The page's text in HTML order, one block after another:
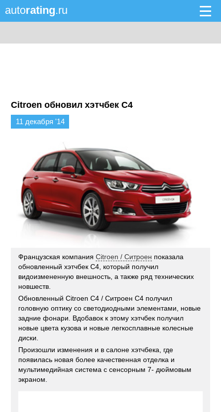
autorating.ru
Citroen обновил хэтчбек C4
11 декабря '14
Французская компанияCitroen / Ситроен показала
обновленный хэтчбек C4, который получил
видоизмененную внешность, а также ряд технических
новшеств.
Обновленный Citroen C4 / Ситроен С4 получил
головную оптику со светодиодными элементами, новые
задние фонари. Вдобавок к этому хэтчбек получил
новые цвета кузова и новые легкосплавные колесные
диски.
Произошли изменения и в салоне хэтчбека, где
появилась новая более качественная отделка и
мультимедийная система с сенсорным 7- дюймовым
экраном.